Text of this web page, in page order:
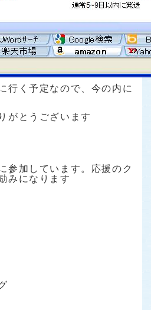
行く予定なので、今の内に
がとうございます
参加しています。応援のク
みになります